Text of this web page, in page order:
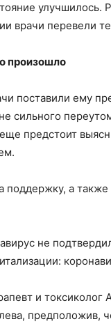
врачи перевели
произошло
поставили ему
сильного
предстоит
поддержку, а
не
и токсиколог
предположив,